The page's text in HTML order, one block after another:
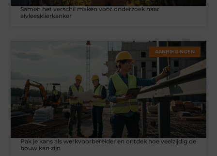
Samen het verschil maken voor onderzoek naar
alvleesklierkanker
AANBIEDINGEN
Pak je kans als werkvoorbereider en ontdek hoe veelzijdig de
bouw kan zijn